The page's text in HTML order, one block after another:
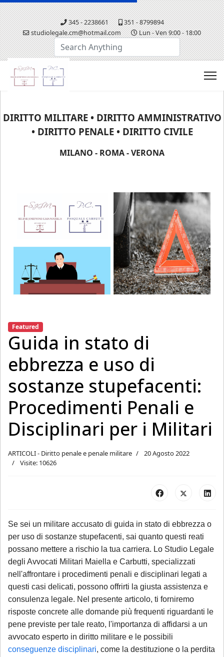
345 - 2238661
351 - 8799894
studiolegale.cm@hotmail.com
Lun - Ven 9:00 - 18:00
DIRITTO MILITARE • DIRITTO AMMINISTRATIVO
• DIRITTO PENALE • DIRITTO CIVILE
MILANO - ROMA - VERONA
Featured
Guida in stato di
ebbrezza e uso di
sostanze stupefacenti:
Procedimenti Penali e
Disciplinari per i Militari
ARTICOLI - Diritto penale e penale militare
20 Agosto 2022
Visite: 10626
Se sei un militare accusato di guida in stato di ebbrezza o
per uso di sostanze stupefacenti, sai quanto questi reati
possano mettere a rischio la tua carriera. Lo Studio Legale
degli Avvocati Militari Maiella e Carbutti, specializzati
nell'affrontare i procedimenti penali e disciplinari legati a
questi casi delicati, possono offrirti la giusta assistenza e
consulenza legale. Nel presente articolo, ti forniremo
risposte concrete alle domande più frequenti riguardanti le
pene previste per tale reato, l'importanza di affidarsi a un
avvocato esperto in diritto militare e le possibili
conseguenze disciplinari, come la destituzione o la perdita